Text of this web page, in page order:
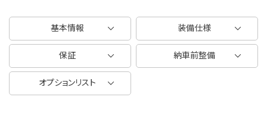
基本情報 装備仕様
保証 納車前整備
オプションリスト